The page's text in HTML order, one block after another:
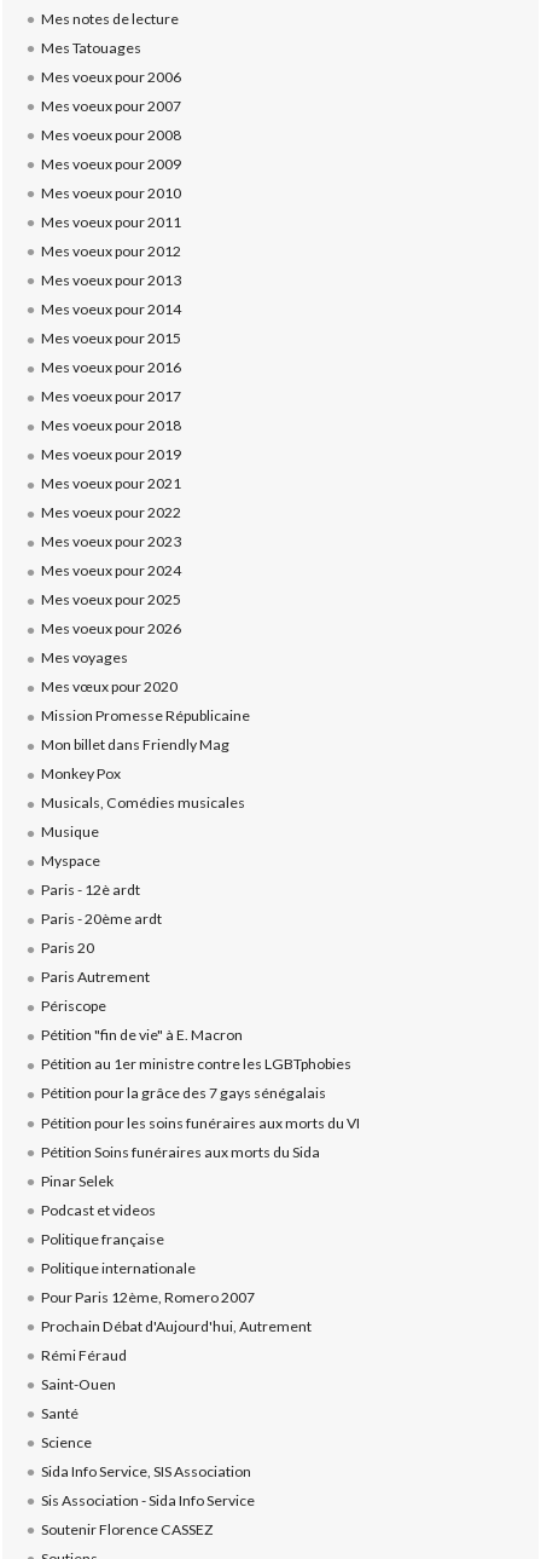
Mes notes de lecture
Mes Tatouages
Mes voeux pour 2006
Mes voeux pour 2007
Mes voeux pour 2008
Mes voeux pour 2009
Mes voeux pour 2010
Mes voeux pour 2011
Mes voeux pour 2012
Mes voeux pour 2013
Mes voeux pour 2014
Mes voeux pour 2015
Mes voeux pour 2016
Mes voeux pour 2017
Mes voeux pour 2018
Mes voeux pour 2019
Mes voeux pour 2021
Mes voeux pour 2022
Mes voeux pour 2023
Mes voeux pour 2024
Mes voeux pour 2025
Mes voeux pour 2026
Mes voyages
Mes vœux pour 2020
Mission Promesse Républicaine
Mon billet dans Friendly Mag
Monkey Pox
Musicals, Comédies musicales
Musique
Myspace
Paris - 12è ardt
Paris - 20ème ardt
Paris 20
Paris Autrement
Périscope
Pétition "fin de vie" à E. Macron
Pétition au 1er ministre contre les LGBTphobies
Pétition pour la grâce des 7 gays sénégalais
Pétition pour les soins funéraires aux morts du VI
Pétition Soins funéraires aux morts du Sida
Pinar Selek
Podcast et videos
Politique française
Politique internationale
Pour Paris 12ème, Romero 2007
Prochain Débat d'Aujourd'hui, Autrement
Rémi Féraud
Saint-Ouen
Santé
Science
Sida Info Service, SIS Association
Sis Association - Sida Info Service
Soutenir Florence CASSEZ